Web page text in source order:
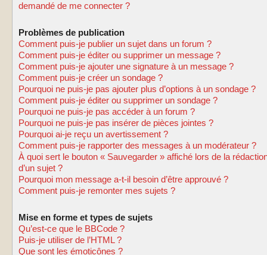
demandé de me connecter ?
Problèmes de publication
Comment puis-je publier un sujet dans un forum ?
Comment puis-je éditer ou supprimer un message ?
Comment puis-je ajouter une signature à un message ?
Comment puis-je créer un sondage ?
Pourquoi ne puis-je pas ajouter plus d’options à un sondage ?
Comment puis-je éditer ou supprimer un sondage ?
Pourquoi ne puis-je pas accéder à un forum ?
Pourquoi ne puis-je pas insérer de pièces jointes ?
Pourquoi ai-je reçu un avertissement ?
Comment puis-je rapporter des messages à un modérateur ?
À quoi sert le bouton « Sauvegarder » affiché lors de la
d’un sujet ?
Pourquoi mon message a-t-il besoin d’être approuvé ?
Comment puis-je remonter mes sujets ?
Mise en forme et types de sujets
Qu’est-ce que le BBCode ?
Puis-je utiliser de l’HTML ?
Que sont les émoticônes ?